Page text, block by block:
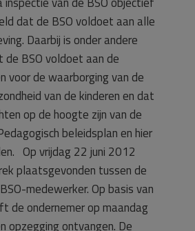
dat de BSO voldoet aan alle
Daarbij is onder andere
BSO voldoet aan de
voor de waarborging van de
van de kinderen en dat
op de hoogte zijn van de
beleidsplan en hier
Op vrijdag 22 juni 2012
plaatsgevonden tussen de
medewerker. Op basis van
de ondernemer op maandag
opzegging ontvangen. De